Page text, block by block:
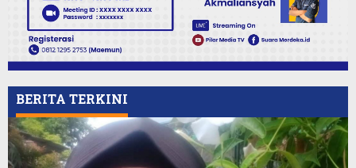
BERITA TERKINI